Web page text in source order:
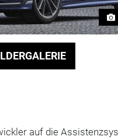
auf die